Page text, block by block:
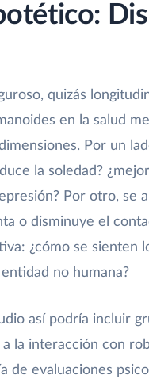
quizás
en la salud
Por un
la soledad?
Por otro, se
o disminuye el
¿cómo se sienten
no humana?
así podría incluir
la interacción con
de evaluaciones